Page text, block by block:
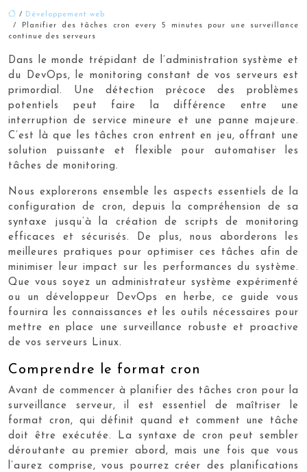
/
Développement web
/ Planifier des tâches cron every 5 minutes pour une surveillance
continue des serveurs
Dans le monde trépidant de l’administration système et
du DevOps, le monitoring constant de vos serveurs est
primordial. Une détection précoce des problèmes
potentiels peut faire la différence entre une
interruption de service mineure et une panne majeure.
C’est là que les tâches cron entrent en jeu, offrant une
solution puissante et flexible pour automatiser les
tâches de monitoring.
Nous explorerons ensemble les aspects essentiels de la
configuration de cron, depuis la compréhension de sa
syntaxe jusqu’à la création de scripts de monitoring
efficaces et sécurisés. De plus, nous aborderons les
meilleures pratiques pour optimiser ces tâches afin de
minimiser leur impact sur les performances du système.
Que vous soyez un administrateur système expérimenté
ou un développeur DevOps en herbe, ce guide vous
fournira les connaissances et les outils nécessaires pour
mettre en place une surveillance robuste et proactive
de vos serveurs Linux.
Comprendre le format cron
Avant de commencer à planifier des tâches cron pour la
surveillance serveur, il est essentiel de maîtriser le
format cron, qui définit quand et comment une tâche
doit être exécutée. La syntaxe de cron peut sembler
déroutante au premier abord, mais une fois que vous
l’aurez comprise, vous pourrez créer des planifications